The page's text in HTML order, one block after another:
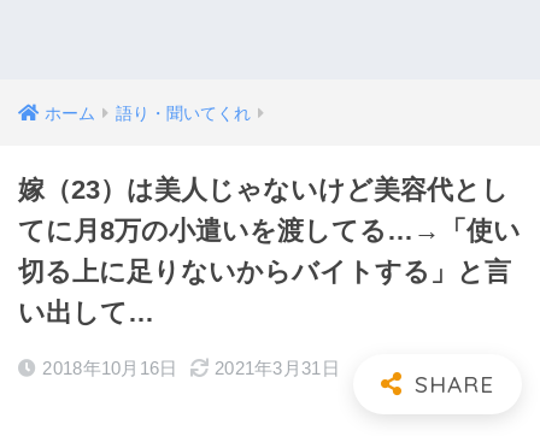
ホーム 語り・聞いてくれ
嫁（23）は美人じゃないけど美容代とし
てに月8万の小遣いを渡してる…→「使い
切る上に足りないからバイトする」と言
い出して…
2018年10月16日 2021年3月31日